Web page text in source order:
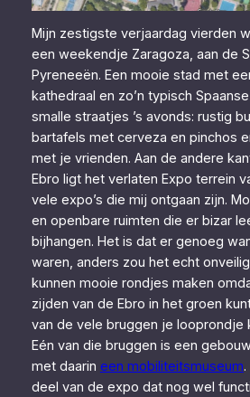
Mijn zestigste verjaardag vierden
een weekendje Zaragoza, aan de
Pyreneeën. Een mooie stad met
kathedraal en zo’n typisch
smalle straatjes ’s avonds: rustig
bartafels met cerveza en pinchos
met je vrienden. Aan de andere
Ebro ligt het verlaten Expo terrein
vele expo’s die mij ontgaan zijn.
en openbare ruimten die er bizar
bijhangen. Het is dat er genoeg
waren, anders zou het echt
kunnen mooie rondjes maken
zijden van de Ebro in het groen
van de vele bruggen je looprondje
Eén van die bruggen is een
met daarin een mobiliteitsmuseum
deel van de expo dat nog wel